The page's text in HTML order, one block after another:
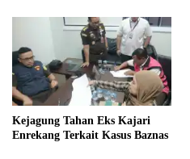
Kejagung Tahan Eks Kajari
Enrekang Terkait Kasus Baznas